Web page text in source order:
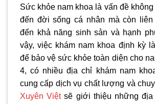
Sức khỏe nam khoa là vấn đề
đến đời sống cá nhân mà còn
đến khả năng sinh sản và hạnh
vậy, việc khám nam khoa định kỳ
để bảo vệ sức khỏe toàn diện cho
4, có nhiều địa chỉ khám nam
cung cấp dịch vụ chất lượng và
Xuyên Việtsẽ giới thiệu những địa